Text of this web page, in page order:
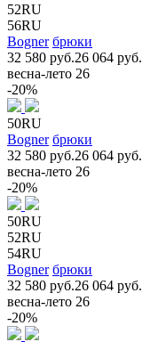
52RU
56RU
Bogner брюки
32 580 руб.26 064 руб.
весна-лето 26
-20%
50RU
Bogner брюки
32 580 руб.26 064 руб.
весна-лето 26
-20%
50RU
52RU
54RU
Bogner брюки
32 580 руб.26 064 руб.
весна-лето 26
-20%